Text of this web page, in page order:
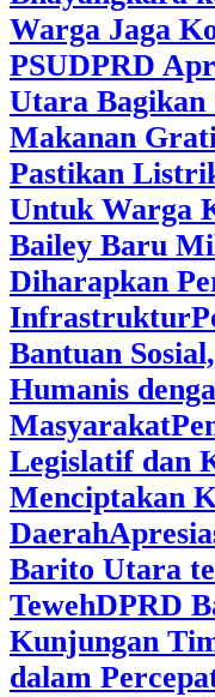
Warga Jaga
PSUDPRD
Utara Bagikan
Makanan
Pastikan
Untuk Warga
Bailey Baru
Diharapkan
Infrastruktur
Bantuan
Humanis
Masyarakat
Legislatif dan
Menciptakan
Daerah
Barito Utara
TewehDPRD
Kunjungan
dalam